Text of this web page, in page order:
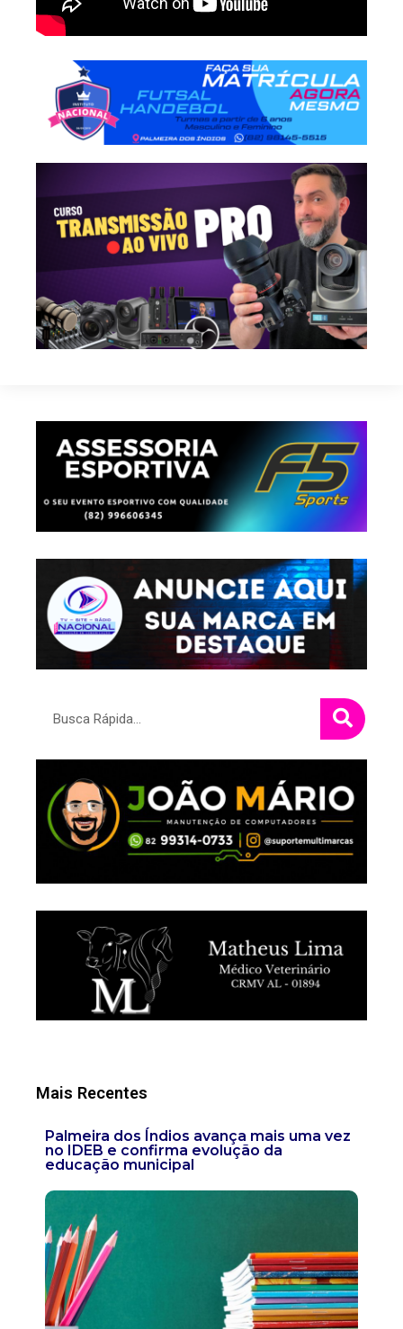
Mais Recentes
Palmeira dos Índios avança mais uma vez
no IDEB e confirma evolução da
educação municipal